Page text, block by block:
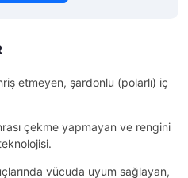
etmeyen, şardonlu (polarlı) iç
çekme yapmayan ve rengini
vücuda uyum sağlayan,